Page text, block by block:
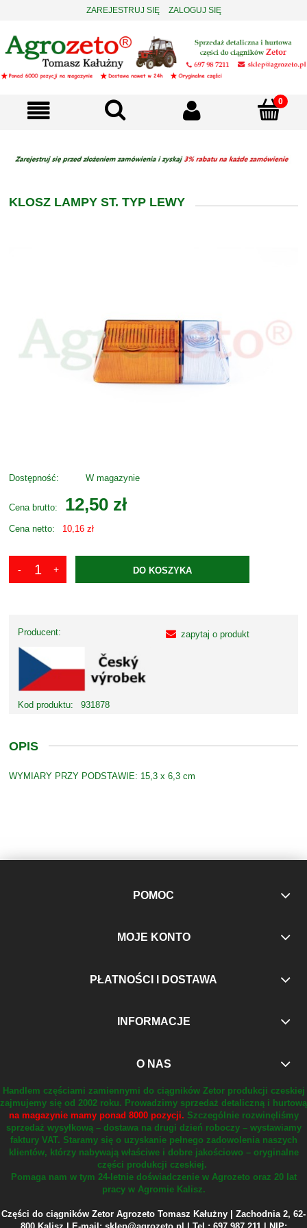
ZAREJESTRUJ SIĘ ZALOGUJ SIĘ
KLOSZ LAMPY ST. TYP LEWY
Dostępność: W magazynie
Cena brutto: 12,50 zł
Cena netto: 10,16 zł
DO KOSZYKA
Producent:
Kod produktu: 931878
zapytaj o produkt
OPIS
WYMIARY PRZY PODSTAWIE: 15,3 x 6,3 cm
POMOC
MOJE KONTO
PŁATNOŚCI I DOSTAWA
INFORMACJE
O NAS
Handlem częściami zamiennymi do ciągników Zetor produkcji czeskiej
zajmujemy się od 2002 roku. Prowadzimy sprzedaż detaliczną i hurtową
na magazynie mamy ponad 8000 pozycji. Szczególnie rozwinęliśmy
sprzedaż wysyłkową – dostawa na drugi dzień roboczy – wystawiamy
faktury VAT. Staramy się o uzyskanie pełnego zadowolenia naszych
klientów, którzy nabywają właściwe i dobre jakościowo – oryginalne
części produkcji czeskiej.
Pomaga nam w tym 24-letnie doświadczenie w Agrozeto oraz 20 lat
pracy w Agromie Kalisz.
Części do ciągników Zetor Agrozeto Tomasz Kałużny | Zachodnia 2, 62-